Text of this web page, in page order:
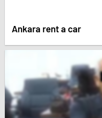
Ankara rent a car